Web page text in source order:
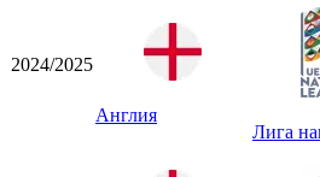
2024/2025
Англия
Лига